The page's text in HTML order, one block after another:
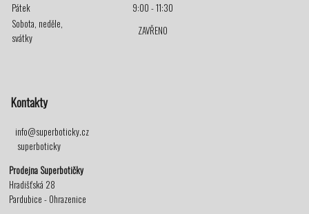
Pátek
9:00 - 11:30
Sobota, neděle,
svátky
ZAVŘENO
Kontakty
info@superboticky.cz
superboticky
Prodejna Superbotičky
Hradišťská 28
Pardubice - Ohrazenice